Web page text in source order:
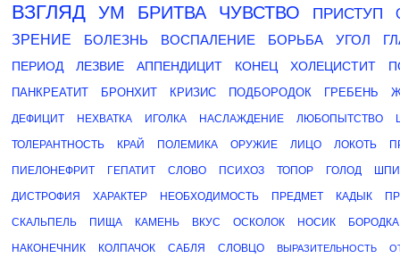
ВЗГЛЯД УМ БРИТВА ЧУВСТВО ПРИСТУП
ЗРЕНИЕ
БОЛЕЗНЬ ВОСПАЛЕНИЕ БОРЬБА УГОЛ
ПЕРИОД ЛЕЗВИЕ АППЕНДИЦИТ КОНЕЦ ХОЛЕЦИСТИТ
ПАНКРЕАТИТ БРОНХИТ КРИЗИС ПОДБОРОДОК ГРЕБЕНЬ
ДЕФИЦИТ НЕХВАТКА ИГОЛКА НАСЛАЖДЕНИЕ ЛЮБОПЫТСТВО
ТОЛЕРАНТНОСТЬ КРАЙ ПОЛЕМИКА ОРУЖИЕ ЛИЦО ЛОКОТЬ
ПИЕЛОНЕФРИТ ГЕПАТИТ СЛОВО ПСИХОЗ ТОПОР ГОЛОД
ДИСТРОФИЯ ХАРАКТЕР НЕОБХОДИМОСТЬ ПРЕДМЕТ КАДЫК
СКАЛЬПЕЛЬ ПИЩА КАМЕНЬ ВКУС ОСКОЛОК НОСИК БОРОДКА
НАКОНЕЧНИК КОЛПАЧОК САБЛЯ СЛОВЦО ВЫРАЗИТЕЛЬНОСТЬ